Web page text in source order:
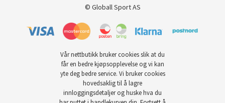
© Globall Sport AS
Vår nettbutikk bruker cookies slik at du
får en bedre kjøpsopplevelse og vi kan
yte deg bedre service. Vi bruker cookies
hovedsaklig til å lagre
innloggingsdetaljer og huske hva du